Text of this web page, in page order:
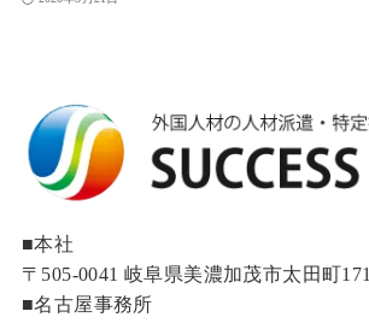
■本社
〒505-0041 岐阜県美濃加茂市太田町171
■名古屋事務所